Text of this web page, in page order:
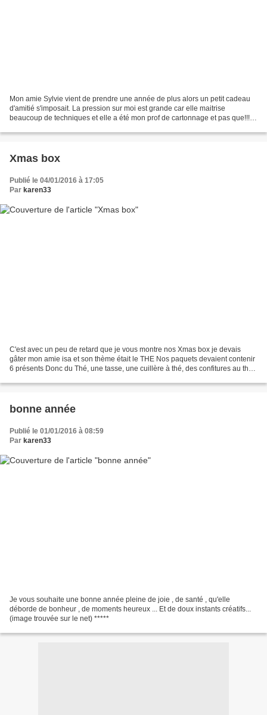
Mon amie Sylvie vient de prendre une année de plus alors un petit cadeau
d'amitié s'imposait. La pression sur moi est grande car elle maitrise
beaucoup de techniques et elle a été mon prof de cartonnage et pas que!!!!!
Xmas box
Publié le 04/01/2016 à 17:05
Par karen33
C'est avec un peu de retard que je vous montre nos Xmas box je devais
gâter mon amie isa et son thème était le THE Nos paquets devaient contenir
6 présents Donc du Thé, une tasse, une cuillère à thé, des confitures au thé
bonne année
Publié le 01/01/2016 à 08:59
Par karen33
Je vous souhaite une bonne année pleine de joie , de santé , qu'elle
déborde de bonheur , de moments heureux ... Et de doux instants créatifs...
(image trouvée sur le net) *****